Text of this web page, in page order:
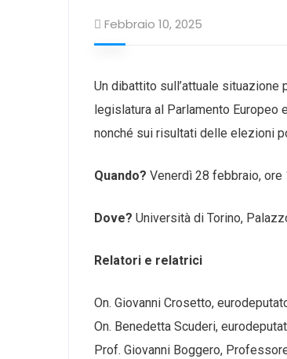
Febbraio 10, 2025
Un dibattito sull’attuale
legislatura al Parlamento
nonché sui risultati delle elezioni
Quando? Venerdì 28 febbraio, ore
Dove? Università di Torino,
Relatori e relatrici
On. Giovanni Crosetto,
On. Benedetta Scuderi,
Prof. Giovanni Boggero,